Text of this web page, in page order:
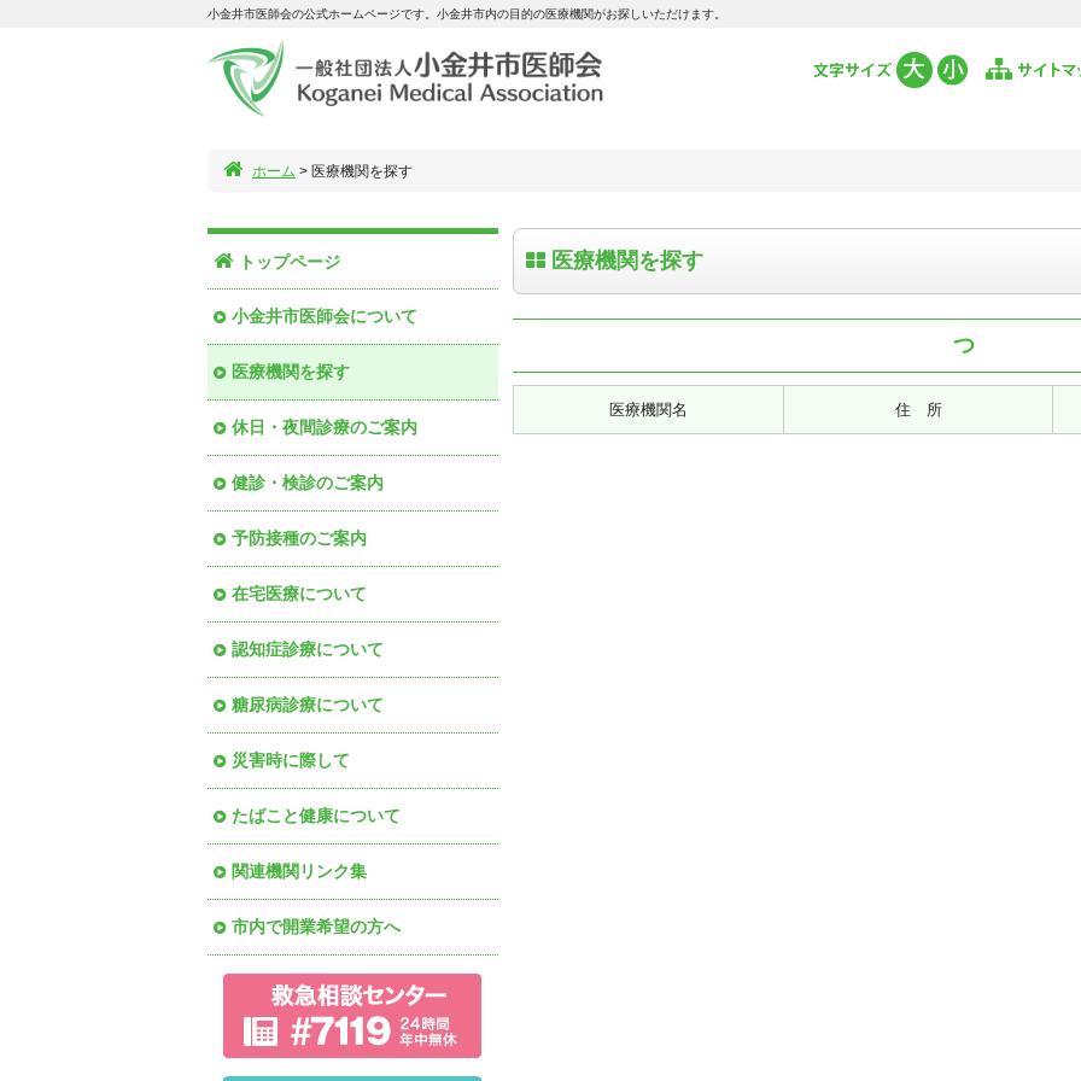
小金井市医師会の公式ホームページです。小金井市内の目的の医療機関がお探しいただけます。
ホーム > 医療機関を探す
トップページ
小金井市医師会について
医療機関を探す
休日・夜間診療のご案内
健診・検診のご案内
予防接種のご案内
在宅医療について
認知症診療について
糖尿病診療について
災害時に際して
たばこと健康について
関連機関リンク集
市内で開業希望の方へ
医療機関を探す
つ
医療機関名 住 所